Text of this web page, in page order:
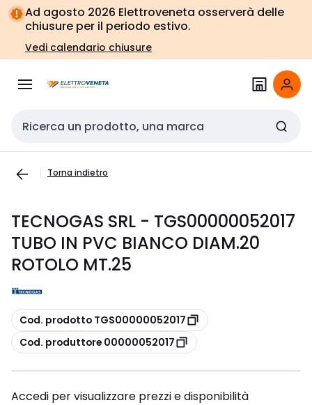
Vai alla
navigazione
Vai
alla
pagina
Ad agosto 2026 Elettroveneta osserverà delle
chiusure per il periodo estivo.
Vedi calendario chiusure
Cerca input
Torna indietro
TECNOGAS SRL - TGS00000052017
TUBO IN PVC BIANCO DIAM.20
ROTOLO MT.25
copia
Cod. prodotto TGS00000052017
copia
Cod. produttore 00000052017
Accedi per visualizzare prezzi e disponibilità